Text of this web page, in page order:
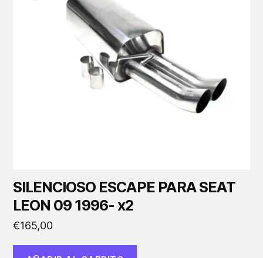
SILENCIOSO ESCAPE PARA SEAT
LEON 09 1996- x2
€165,00